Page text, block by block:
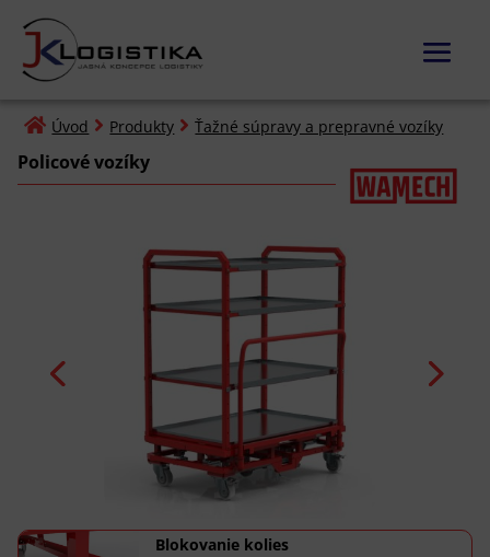
 Úvod  Produkty Ťažné súpravy a prepravné vozíky
Policové vozíky
Blokovanie kolies